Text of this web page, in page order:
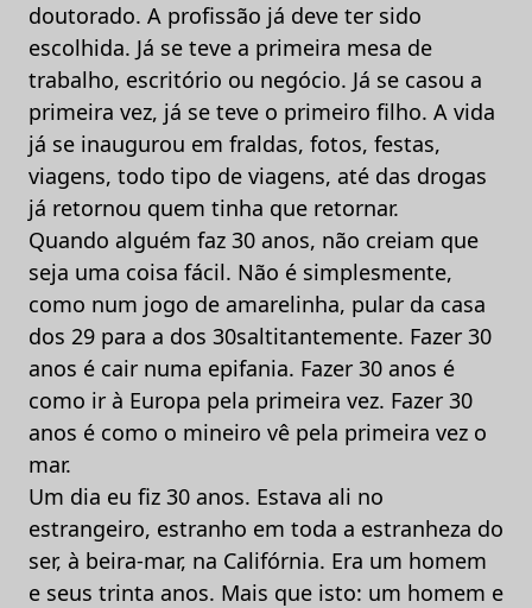
doutorado. A profissão já deve ter sido
escolhida. Já se teve a primeira mesa de
trabalho, escritório ou negócio. Já se casou a
primeira vez, já se teve o primeiro filho. A vida
já se inaugurou em fraldas, fotos, festas,
viagens, todo tipo de viagens, até das drogas
já retornou quem tinha que retornar.
Quando alguém faz 30 anos, não creiam que
seja uma coisa fácil. Não é simplesmente,
como num jogo de amarelinha, pular da casa
dos 29 para a dos 30saltitantemente. Fazer 30
anos é cair numa epifania. Fazer 30 anos é
como ir à Europa pela primeira vez. Fazer 30
anos é como o mineiro vê pela primeira vez o
mar.
Um dia eu fiz 30 anos. Estava ali no
estrangeiro, estranho em toda a estranheza do
ser, à beira-mar, na Califórnia. Era um homem
e seus trinta anos. Mais que isto: um homem e